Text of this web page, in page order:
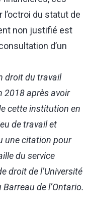
du statut de
non justifié est
d’un
droit du travail
2018 après avoir
cette institution en
de travail et
une citation pour
du service
droit de l’Université
de l’Ontario.